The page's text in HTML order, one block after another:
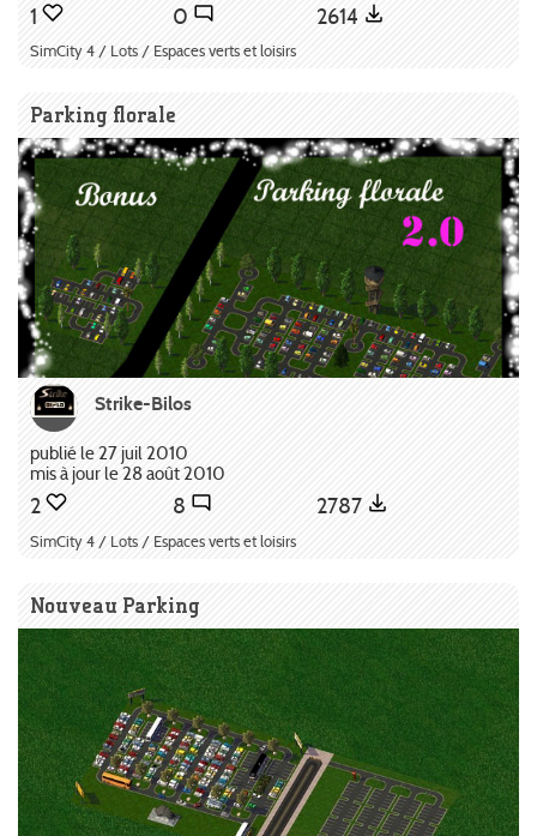
1 0 2614
SimCity 4 / Lots / Espaces verts et loisirs
Parking florale
Strike-Bilos
publié le 27 juil 2010
mis à jour le 28 août 2010
2 8 2787
SimCity 4 / Lots / Espaces verts et loisirs
Nouveau Parking